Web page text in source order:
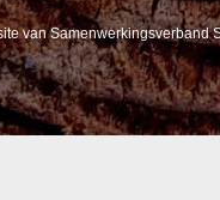
van